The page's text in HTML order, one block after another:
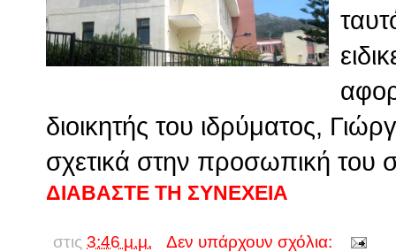
διοικητής του ιδρύματος,
σχετικά στην προσωπική του
ΔΙΑΒΑΣΤΕ ΤΗ ΣΥΝΕΧΕΙΑ
στις 3:46 μ.μ.
Δεν υπάρχουν σχόλια: